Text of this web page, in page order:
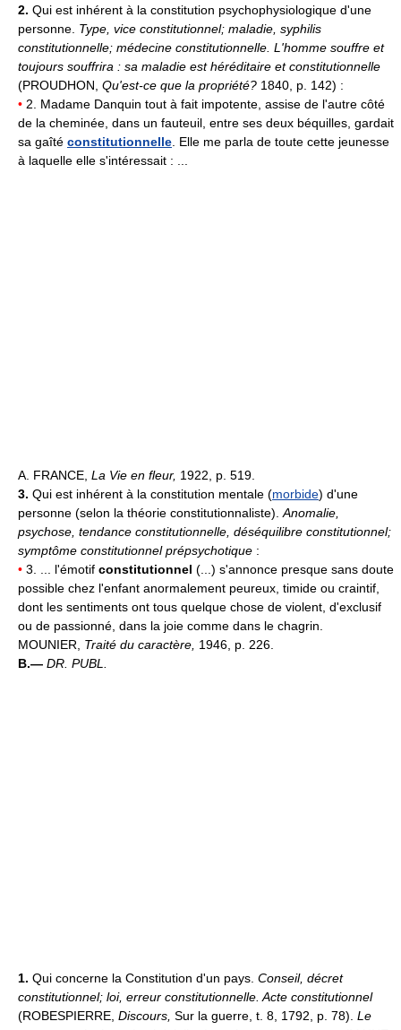
2. Qui est inhérent à la constitution psychophysiologique d'une
personne. Type, vice constitutionnel; maladie, syphilis
constitutionnelle; médecine constitutionnelle. L'homme souffre et
toujours souffrira : sa maladie est héréditaire et constitutionnelle
(PROUDHON, Qu'est-ce que la propriété? 1840, p. 142) :
• 2. Madame Danquin tout à fait impotente, assise de l'autre côté
de la cheminée, dans un fauteuil, entre ses deux béquilles, gardait
sa gaîté constitutionnelle . Elle me parla de toute cette jeunesse
à laquelle elle s'intéressait : ...
A. FRANCE, La Vie en fleur, 1922, p. 519.
3. Qui est inhérent à la constitution mentale (morbide) d'une
personne (selon la théorie constitutionnaliste). Anomalie,
psychose, tendance constitutionnelle, déséquilibre constitutionnel;
symptôme constitutionnel prépsychotique :
• 3. ... l'émotif constitutionnel (...) s'annonce presque sans doute
possible chez l'enfant anormalement peureux, timide ou craintif,
dont les sentiments ont tous quelque chose de violent, d'exclusif
ou de passionné, dans la joie comme dans le chagrin.
MOUNIER, Traité du caractère, 1946, p. 226.
B.— DR. PUBL.
1. Qui concerne la Constitution d'un pays. Conseil, décret
constitutionnel; loi, erreur constitutionnelle. Acte constitutionnel
(ROBESPIERRE, Discours, Sur la guerre, t. 8, 1792, p. 78). Le